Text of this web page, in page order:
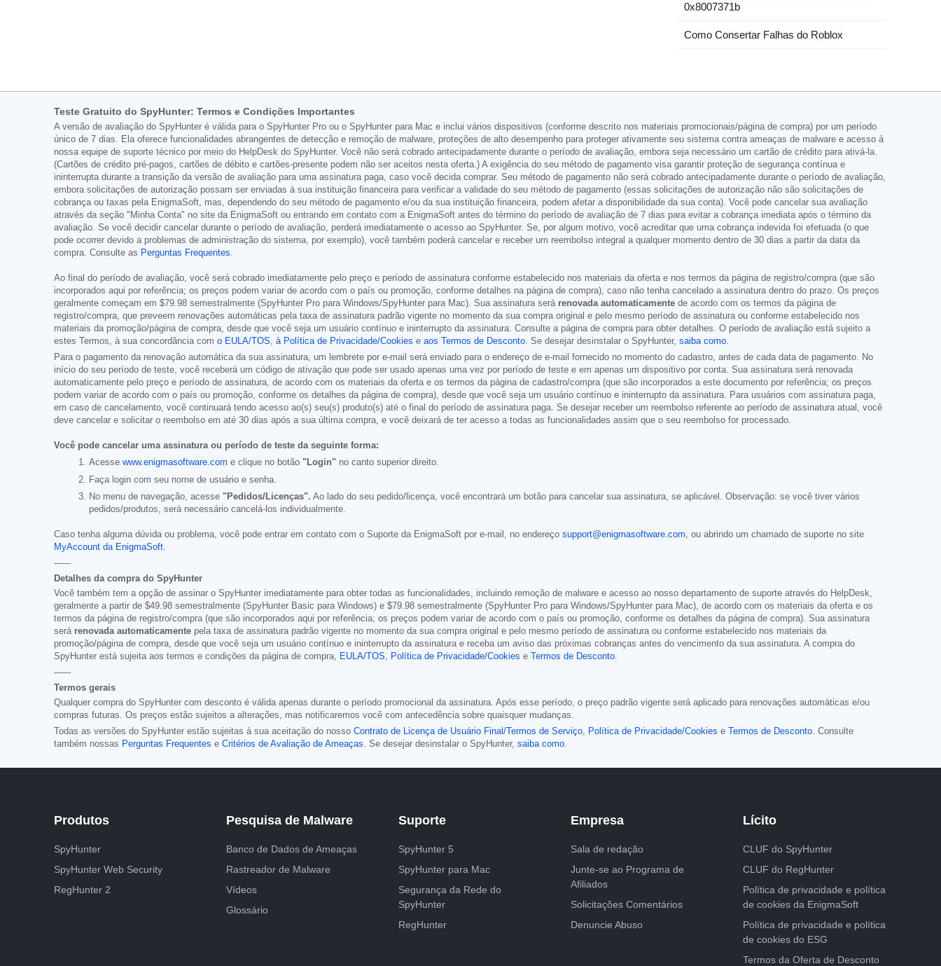
0x8007371b
Como Consertar Falhas do Roblox
Teste Gratuito do SpyHunter: Termos e Condições Importantes
A versão de avaliação do SpyHunter é válida para o SpyHunter Pro ou o SpyHunter para Mac e inclui vários dispositivos (conforme descrito nos materiais promocionais/página de compra) por um período
único de 7 dias. Ela oferece funcionalidades abrangentes de detecção e remoção de malware, proteções de alto desempenho para proteger ativamente seu sistema contra ameaças de malware e acesso à
nossa equipe de suporte técnico por meio do HelpDesk do SpyHunter. Você não será cobrado antecipadamente durante o período de avaliação, embora seja necessário um cartão de crédito para ativá-la.
(Cartões de crédito pré-pagos, cartões de débito e cartões-presente podem não ser aceitos nesta oferta.) A exigência do seu método de pagamento visa garantir proteção de segurança contínua e
ininterrupta durante a transição da versão de avaliação para uma assinatura paga, caso você decida comprar. Seu método de pagamento não será cobrado antecipadamente durante o período de avaliação,
embora solicitações de autorização possam ser enviadas à sua instituição financeira para verificar a validade do seu método de pagamento (essas solicitações de autorização não são solicitações de
cobrança ou taxas pela EnigmaSoft, mas, dependendo do seu método de pagamento e/ou da sua instituição financeira, podem afetar a disponibilidade da sua conta). Você pode cancelar sua avaliação
através da seção "Minha Conta" no site da EnigmaSoft ou entrando em contato com a EnigmaSoft antes do término do período de avaliação de 7 dias para evitar a cobrança imediata após o término da
avaliação. Se você decidir cancelar durante o período de avaliação, perderá imediatamente o acesso ao SpyHunter. Se, por algum motivo, você acreditar que uma cobrança indevida foi efetuada (o que
pode ocorrer devido a problemas de administração do sistema, por exemplo), você também poderá cancelar e receber um reembolso integral a qualquer momento dentro de 30 dias a partir da data da
compra. Consulte as Perguntas Frequentes.
Ao final do período de avaliação, você será cobrado imediatamente pelo preço e período de assinatura conforme estabelecido nos materiais da oferta e nos termos da página de registro/compra (que são
incorporados aqui por referência; os preços podem variar de acordo com o país ou promoção, conforme detalhes na página de compra), caso não tenha cancelado a assinatura dentro do prazo. Os preços
geralmente começam em $79.98 semestralmente (SpyHunter Pro para Windows/SpyHunter para Mac). Sua assinatura será renovada automaticamente de acordo com os termos da página de
registro/compra, que preveem renovações automáticas pela taxa de assinatura padrão vigente no momento da sua compra original e pelo mesmo período de assinatura ou conforme estabelecido nos
materiais da promoção/página de compra, desde que você seja um usuário contínuo e ininterrupto da assinatura. Consulte a página de compra para obter detalhes. O período de avaliação está sujeito a
estes Termos, à sua concordância com o EULA/TOS, à Política de Privacidade/Cookies e aos Termos de Desconto. Se desejar desinstalar o SpyHunter, saiba como.
Para o pagamento da renovação automática da sua assinatura, um lembrete por e-mail será enviado para o endereço de e-mail fornecido no momento do cadastro, antes de cada data de pagamento. No
início do seu período de teste, você receberá um código de ativação que pode ser usado apenas uma vez por período de teste e em apenas um dispositivo por conta. Sua assinatura será renovada
automaticamente pelo preço e período de assinatura, de acordo com os materiais da oferta e os termos da página de cadastro/compra (que são incorporados a este documento por referência; os preços
podem variar de acordo com o país ou promoção, conforme os detalhes da página de compra), desde que você seja um usuário contínuo e ininterrupto da assinatura. Para usuários com assinatura paga,
em caso de cancelamento, você continuará tendo acesso ao(s) seu(s) produto(s) até o final do período de assinatura paga. Se desejar receber um reembolso referente ao período de assinatura atual, você
deve cancelar e solicitar o reembolso em até 30 dias após a sua última compra, e você deixará de ter acesso a todas as funcionalidades assim que o seu reembolso for processado.
Você pode cancelar uma assinatura ou período de teste da seguinte forma:
Acesse www.enigmasoftware.com e clique no botão "Login" no canto superior direito.
Faça login com seu nome de usuário e senha.
No menu de navegação, acesse "Pedidos/Licenças". Ao lado do seu pedido/licença, você encontrará um botão para cancelar sua assinatura, se aplicável. Observação: se você tiver vários
pedidos/produtos, será necessário cancelá-los individualmente.
Caso tenha alguma dúvida ou problema, você pode entrar em contato com o Suporte da EnigmaSoft por e-mail, no endereço support@enigmasoftware.com , ou abrindo um chamado de suporte no site
MyAccount da EnigmaSoft
------
Detalhes da compra do SpyHunter
Você também tem a opção de assinar o SpyHunter imediatamente para obter todas as funcionalidades, incluindo remoção de malware e acesso ao nosso departamento de suporte através do HelpDesk,
geralmente a partir de $49.98 semestralmente (SpyHunter Basic para Windows) e $79.98 semestralmente (SpyHunter Pro para Windows/SpyHunter para Mac), de acordo com os materiais da oferta e os
termos da página de registro/compra (que são incorporados aqui por referência; os preços podem variar de acordo com o país ou promoção, conforme os detalhes da página de compra). Sua assinatura
será renovada automaticamente pela taxa de assinatura padrão vigente no momento da sua compra original e pelo mesmo período de assinatura ou conforme estabelecido nos materiais da
promoção/página de compra, desde que você seja um usuário contínuo e ininterrupto da assinatura e receba um aviso das próximas cobranças antes do vencimento da sua assinatura. A compra do
SpyHunter está sujeita aos termos e condições da página de compra,
EULA/TOS Política de Privacidade/Cookies e Termos de Desconto
------
Termos gerais
Qualquer compra do SpyHunter com desconto é válida apenas durante o período promocional da assinatura. Após esse período, o preço padrão vigente será aplicado para renovações automáticas e/ou
compras futuras. Os preços estão sujeitos a alterações, mas notificaremos você com antecedência sobre quaisquer mudanças.
Todas as versões do SpyHunter estão sujeitas à sua aceitação do nosso Contrato de Licença de Usuário Final/Termos de Serviço Política de Privacidade/Cookies e Termos de Desconto . Consulte
também nossas Perguntas Frequentes e Critérios de Avaliação de Ameaças . Se desejar desinstalar o SpyHunter, saiba como
Produtos
SpyHunter
SpyHunter Web Security
RegHunter 2
Pesquisa de Malware
Banco de Dados de Ameaças
Rastreador de Malware
Vídeos
Glossário
Suporte
SpyHunter 5
SpyHunter para Mac
Segurança da Rede do
SpyHunter
RegHunter
Empresa
Sala de redação
Junte-se ao Programa de
Afiliados
Solicitações Comentários
Denuncie Abuso
Lícito
CLUF do SpyHunter
CLUF do RegHunter
Política de privacidade e política
de cookies da EnigmaSoft
Política de privacidade e política
de cookies do ESG
Termos da Oferta de Desconto